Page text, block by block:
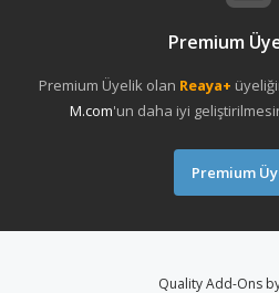
Premium
Premium Üyelik olan Reaya+
M.com'un daha iyi
Premium
Quality Add-Ons